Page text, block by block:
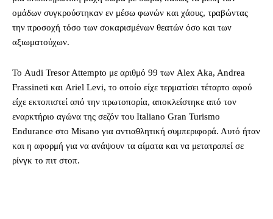
ομάδων συγκρούστηκαν εν μέσω φωνών και χάους, τραβώντας
την προσοχή τόσο των σοκαρισμένων θεατών όσο και των
αξιωματούχων.
Το Audi Tresor Attempto με αριθμό 99 των Alex Aka, Andrea
Frassineti και Ariel Levi, το οποίο είχε τερματίσει τέταρτο αφού
είχε εκτοπιστεί από την πρωτοπορία, αποκλείστηκε από τον
εναρκτήριο αγώνα της σεζόν του Italiano Gran Turismo
Endurance στο Misano για αντιαθλητική συμπεριφορά. Αυτό ήταν
και η αφορμή για να ανάψουν τα αίματα και να μετατραπεί σε
ρίνγκ το πιτ στοπ.